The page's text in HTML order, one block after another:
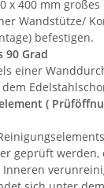
x 400 mm großes
Wandstütze/
befestigen.
90 Grad
einer
(
geprüft werden,